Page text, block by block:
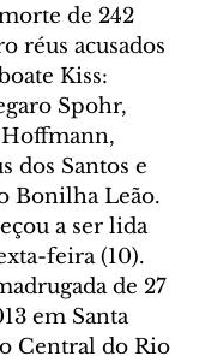
de 242
réus acusados
Kiss:
Spohr,
dos Santos e
Bonilha Leão.
a ser lida
feira (10).
de 27
em Santa
Central do Rio